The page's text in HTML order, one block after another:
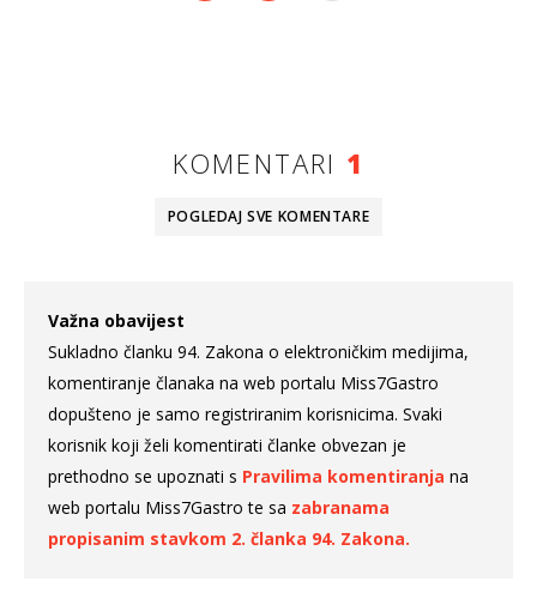
KOMENTARI 1
POGLEDAJ SVE KOMENTARE
Važna obavijest
Sukladno članku 94. Zakona o elektroničkim medijima,
komentiranje članaka na web portalu Miss7Gastro
dopušteno je samo registriranim korisnicima. Svaki
korisnik koji želi komentirati članke obvezan je
prethodno se upoznati s Pravilima komentiranja na
web portalu Miss7Gastro te sa zabranama
propisanim stavkom 2. članka 94. Zakona.